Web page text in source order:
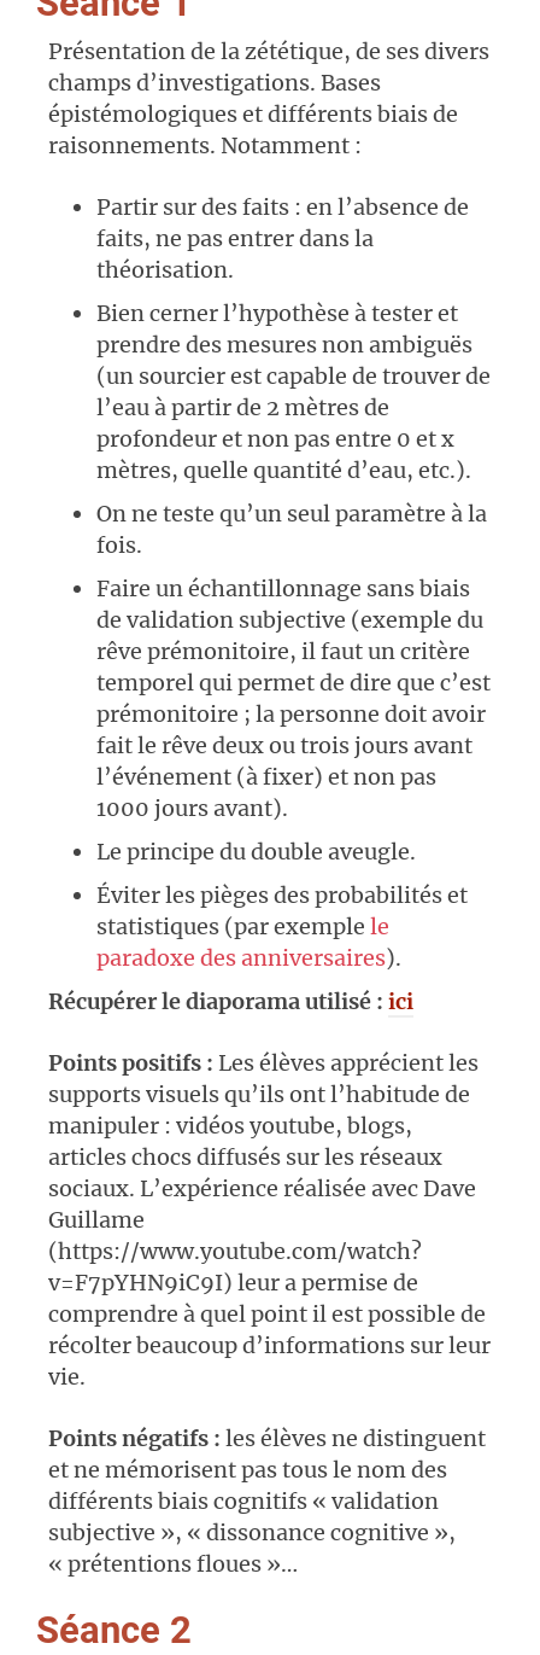
Présentation de la zététique, de ses divers
champs d’investigations. Bases
épistémologiques et différents biais de
raisonnements. Notamment :
Partir sur des faits : en l’absence de
faits, ne pas entrer dans la
théorisation.
Bien cerner l’hypothèse à tester et
prendre des mesures non ambiguës
(un sourcier est capable de trouver de
l’eau à partir de 2 mètres de
profondeur et non pas entre 0 et x
mètres, quelle quantité d’eau, etc.).
On ne teste qu’un seul paramètre à la
fois.
Faire un échantillonnage sans biais
de validation subjective (exemple du
rêve prémonitoire, il faut un critère
temporel qui permet de dire que c’est
prémonitoire ; la personne doit avoir
fait le rêve deux ou trois jours avant
l’événement (à fixer) et non pas
1000 jours avant).
Le principe du double aveugle.
Éviter les pièges des probabilités et
statistiques (par exemple le
paradoxe des anniversaires).
Récupérer le diaporama utilisé : ici
Points positifs : Les élèves apprécient les
supports visuels qu’ils ont l’habitude de
manipuler : vidéos youtube, blogs,
articles chocs diffusés sur les réseaux
sociaux. L’expérience réalisée avec Dave
Guillame
(https://www.youtube.com/watch?
v=F7pYHN9iC9I) leur a permise de
comprendre à quel point il est possible de
récolter beaucoup d’informations sur leur
vie.
Points négatifs : les élèves ne distinguent
et ne mémorisent pas tous le nom des
différents biais cognitifs « validation
subjective », « dissonance cognitive »,
« prétentions floues »…
Séance 2